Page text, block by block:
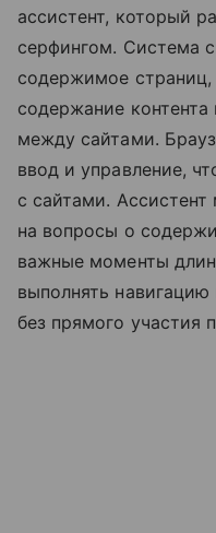
ассистент, который
серфингом. Система
содержимое страниц,
содержание
между сайтами.
ввод и управление,
с сайтами.
на вопросы о
важные моменты
выполнять
без прямого участия